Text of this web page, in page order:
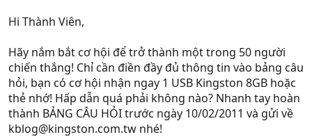
Hi Thành Viên,
Hãy nắm bắt cơ hội để trở thành một trong 50 người
chiến thắng! Chỉ cần điền đầy đủ thông tin vào bảng câu
hỏi, bạn có cơ hội nhận ngay 1 USB Kingston 8GB hoặc
thẻ nhớ! Hấp dẫn quá phải không nào? Nhanh tay hoàn
thành BẢNG CÂU HỎI trước ngày 10/02/2011 và gửi về
kblog@kingston.com.tw nhé!